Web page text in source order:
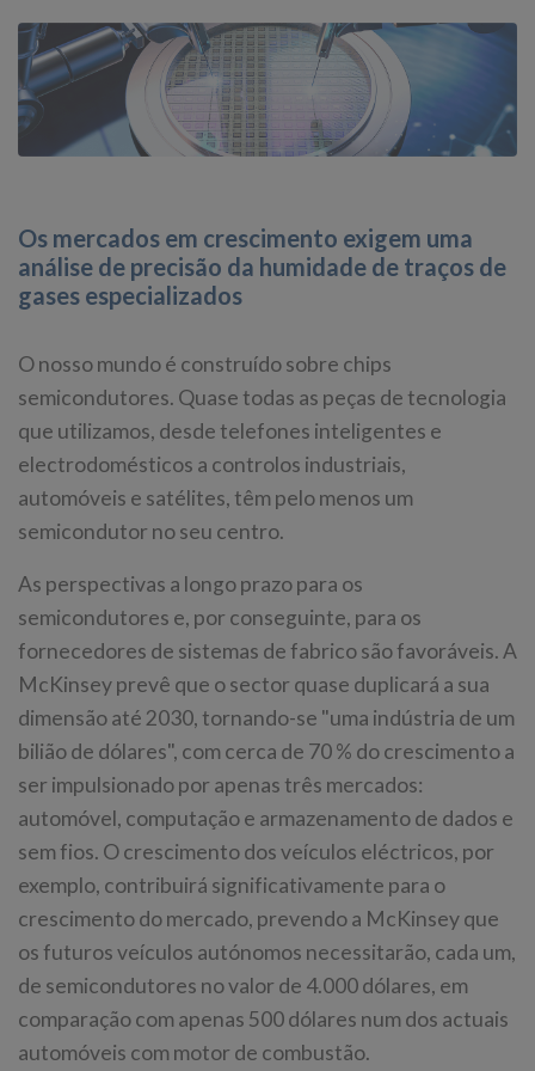
Os mercados em crescimento exigem uma
análise de precisão da humidade de traços de
gases especializados
O nosso mundo é construído sobre chips
semicondutores. Quase todas as peças de tecnologia
que utilizamos, desde telefones inteligentes e
electrodomésticos a controlos industriais,
automóveis e satélites, têm pelo menos um
semicondutor no seu centro.
As perspectivas a longo prazo para os
semicondutores e, por conseguinte, para os
fornecedores de sistemas de fabrico são favoráveis. A
McKinsey prevê que o sector quase duplicará a sua
dimensão até 2030, tornando-se "uma indústria de um
bilião de dólares", com cerca de 70 % do crescimento a
ser impulsionado por apenas três mercados:
automóvel, computação e armazenamento de dados e
sem fios. O crescimento dos veículos eléctricos, por
exemplo, contribuirá significativamente para o
crescimento do mercado, prevendo a McKinsey que
os futuros veículos autónomos necessitarão, cada um,
de semicondutores no valor de 4.000 dólares, em
comparação com apenas 500 dólares num dos actuais
automóveis com motor de combustão.